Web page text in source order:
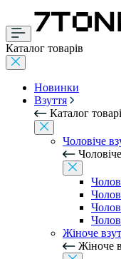
Каталог товарів
Новинки
Взуття
Каталог
Чоловіче
Жіноче
Жіноче